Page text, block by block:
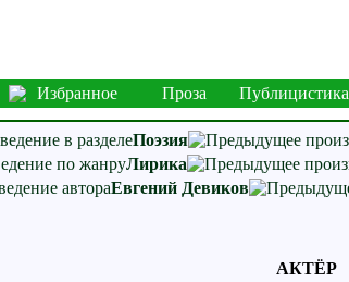
Избранное Проза Публицистика
Поэзия
Лирика
Евгений Девиков
АКТЁР